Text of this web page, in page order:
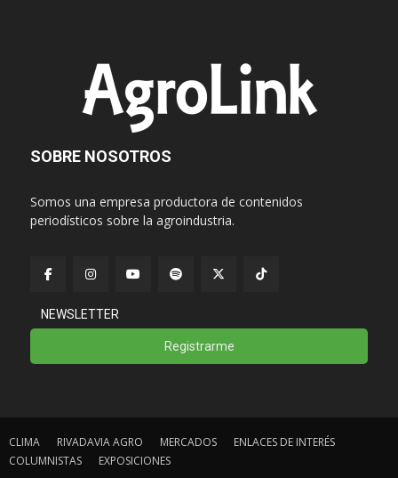
SOBRE NOSOTROS
Somos una empresa productora de contenidos
periodísticos sobre la agroindustria.
NEWSLETTER
Registrarme
CLIMA RIVADAVIA AGRO MERCADOS
ENLACES DE INTERÉS
COLUMNISTAS
EXPOSICIONES